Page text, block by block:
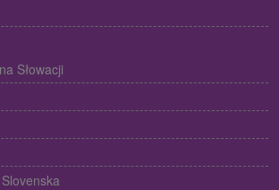
Słowacji